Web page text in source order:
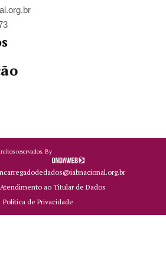
reservados. By
ao Titular de Dados
Política de Privacidade